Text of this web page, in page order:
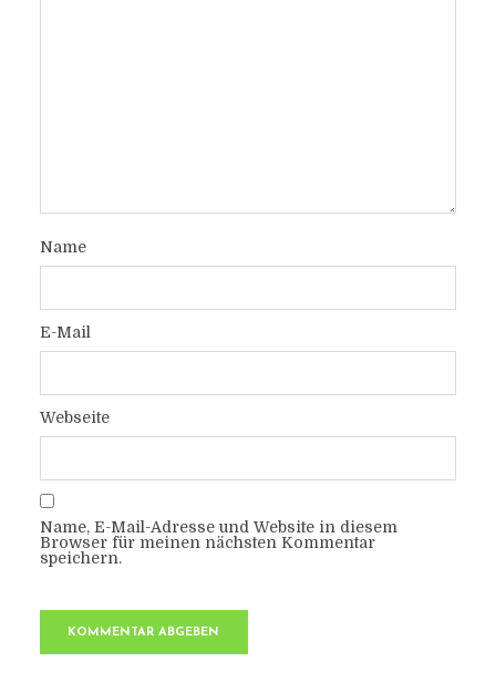
Name
E-Mail
Webseite
Name, E-Mail-Adresse und Website in diesem
Browser für meinen nächsten Kommentar
speichern.